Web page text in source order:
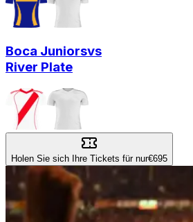
Boca Juniorsvs
River Plate
Holen Sie sich Ihre Tickets für nur€695